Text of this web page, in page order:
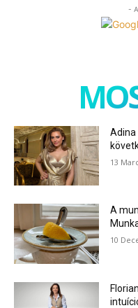
-
Adina
13
A
10